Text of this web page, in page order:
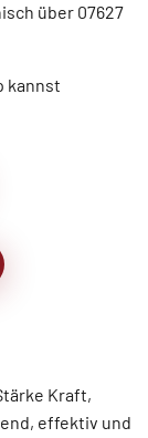
über 07627
kannst
Kraft,
effektiv und